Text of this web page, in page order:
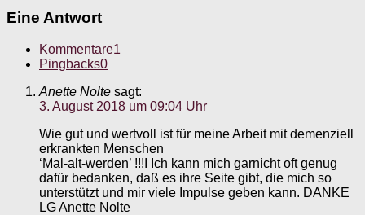
Eine Antwort
Kommentare1
Pingbacks0
Anette Nolte sagt:
3. August 2018 um 09:04 Uhr
Wie gut und wertvoll ist für meine Arbeit mit demenziell
erkrankten Menschen
‘Mal-alt-werden’ !!!I Ich kann mich garnicht oft genug
dafür bedanken, daß es ihre Seite gibt, die mich so
unterstützt und mir viele Impulse geben kann. DANKE
LG Anette Nolte